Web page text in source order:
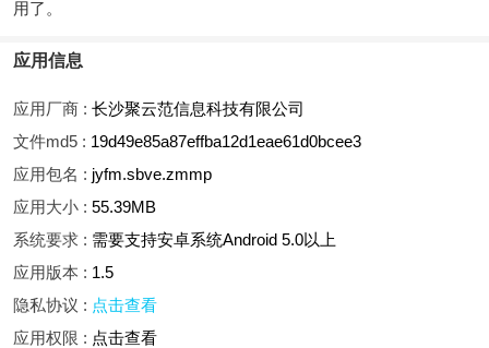
用了。
应用信息
应用厂商 : 长沙聚云范信息科技有限公司
文件md5 : 19d49e85a87effba12d1eae61d0bcee3
应用包名 : jyfm.sbve.zmmp
应用大小 : 55.39MB
系统要求 : 需要支持安卓系统Android 5.0以上
应用版本 : 1.5
隐私协议 : 点击查看
应用权限 : 点击查看